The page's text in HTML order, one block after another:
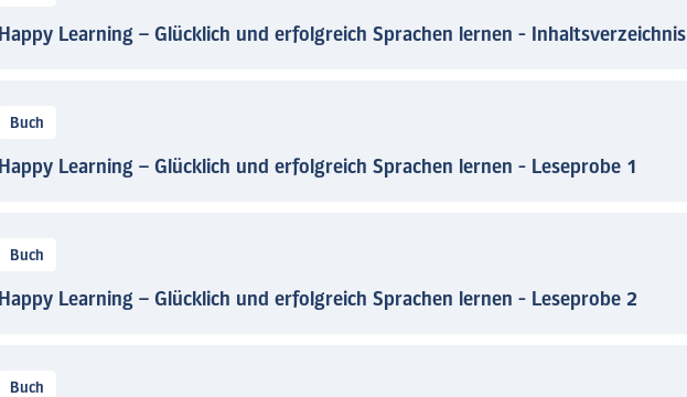
Happy Learning – Glücklich und erfolgreich Sprachen lernen - Inhaltsverzeichnis
Buch
Happy Learning – Glücklich und erfolgreich Sprachen lernen - Leseprobe 1
Buch
Happy Learning – Glücklich und erfolgreich Sprachen lernen - Leseprobe 2
Buch